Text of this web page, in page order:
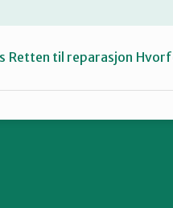
Retten til reparasjon